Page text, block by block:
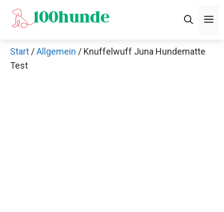
Zum
Inhalt
Start /Allgemein / Knuffelwuff Juna Hundematte
Test